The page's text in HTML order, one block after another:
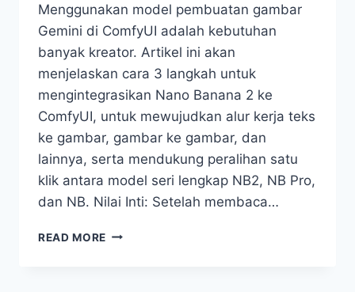
Menggunakan model pembuatan gambar
Gemini di ComfyUI adalah kebutuhan
banyak kreator. Artikel ini akan
menjelaskan cara 3 langkah untuk
mengintegrasikan Nano Banana 2 ke
ComfyUI, untuk mewujudkan alur kerja teks
ke gambar, gambar ke gambar, dan
lainnya, serta mendukung peralihan satu
klik antara model seri lengkap NB2, NB Pro,
dan NB. Nilai Inti: Setelah membaca…
READ MORE 3